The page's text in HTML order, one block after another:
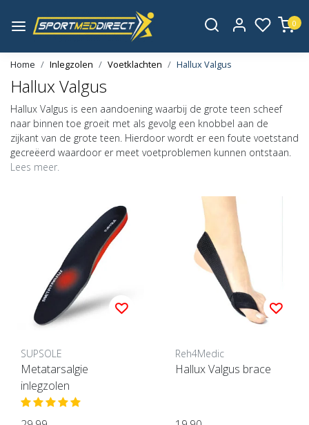
0
Home Inlegzolen Voetklachten Hallux Valgus
Hallux Valgus
Hallux Valgus is een aandoening waarbij de grote teen scheef
naar binnen toe groeit met als gevolg een knobbel aan de
zijkant van de grote teen. Hierdoor wordt er een foute voetstand
gecreëerd waardoor er meet voetproblemen kunnen ontstaan.
Lees meer.
SUPSOLE
Metatarsalgie
inlegzolen
Reh4Medic
Hallux Valgus brace